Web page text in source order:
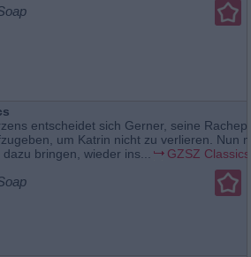
entscheidet sich Gerner, seine
um Katrin nicht zu verlieren. Nun
bringen, wieder ins...
GZSZ Classics